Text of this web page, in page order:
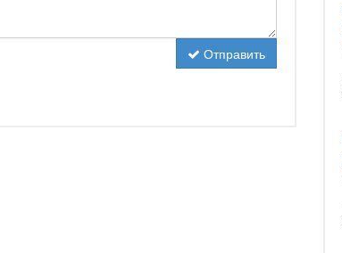
Отправить